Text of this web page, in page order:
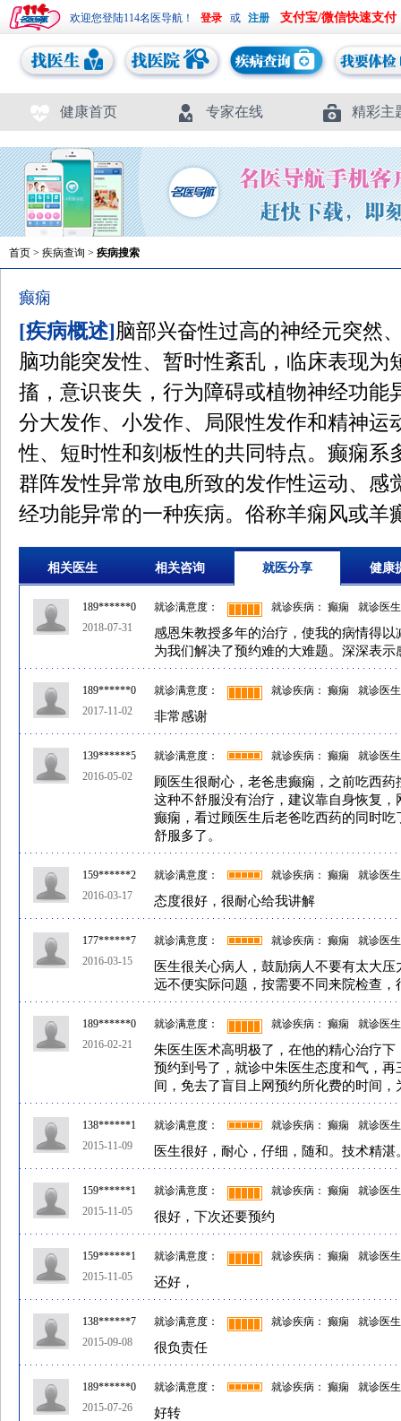
欢迎您登陆114名医导航！ 或 支付宝/微信快速支付
健康首页 专家在线 精彩主
首页 > 疾病查询 > 疾病搜索
癫痫
[疾病概述]脑部兴奋性过高的神经元突然
脑功能突发性、暂时性紊乱，临床表现为
搐，意识丧失，行为障碍或植物神经功能
分大发作、小发作、局限性发作和精神运
性、短时性和刻板性的共同特点。癫痫系
群阵发性异常放电所致的发作性运动、感
经功能异常的一种疾病。俗称羊痫风或羊
相关医生 相关咨询 就医分享 健康
189******0
2018-07-31
就诊满意度： 就诊疾病： 癫痫 就诊医
感恩朱教授多年的治疗，使我的病情得
为我们解决了预约难的大难题。深深表示
189******0
2017-11-02
就诊满意度： 就诊疾病： 癫痫 就诊医
非常感谢
139******5
2016-05-02
就诊满意度： 就诊疾病： 癫痫 就诊医
顾医生很耐心，老爸患癫痫，之前吃西
这种不舒服没有治疗，建议靠自身恢复
癫痫，看过顾医生后老爸吃西药的同时
舒服多了。
159******2
2016-03-17
就诊满意度： 就诊疾病： 癫痫 就诊医
态度很好，很耐心给我讲解
177******7
2016-03-15
就诊满意度： 就诊疾病： 癫痫 就诊医
医生很关心病人，鼓励病人不要有太大
远不便实际问题，按需要不同来院检查，
189******0
2016-02-21
就诊满意度： 就诊疾病： 癫痫 就诊医
朱医生医术高明极了，在他的精心治疗
预约到号了，就诊中朱医生态度和气，
间，免去了盲目上网预约所化费的时间，
138******1
2015-11-09
就诊满意度： 就诊疾病： 癫痫 就诊医
医生很好，耐心，仔细，随和。技术精湛
159******1
2015-11-05
就诊满意度： 就诊疾病： 癫痫 就诊医
很好，下次还要预约
159******1
2015-11-05
就诊满意度： 就诊疾病： 癫痫 就诊医
还好，
138******7
2015-09-08
就诊满意度： 就诊疾病： 癫痫 就诊医
很负责任
189******0
2015-07-26
就诊满意度： 就诊疾病： 癫痫 就诊医
好转